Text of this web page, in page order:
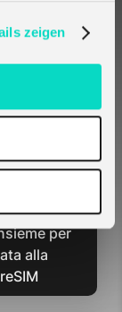
zeigen
per
alla